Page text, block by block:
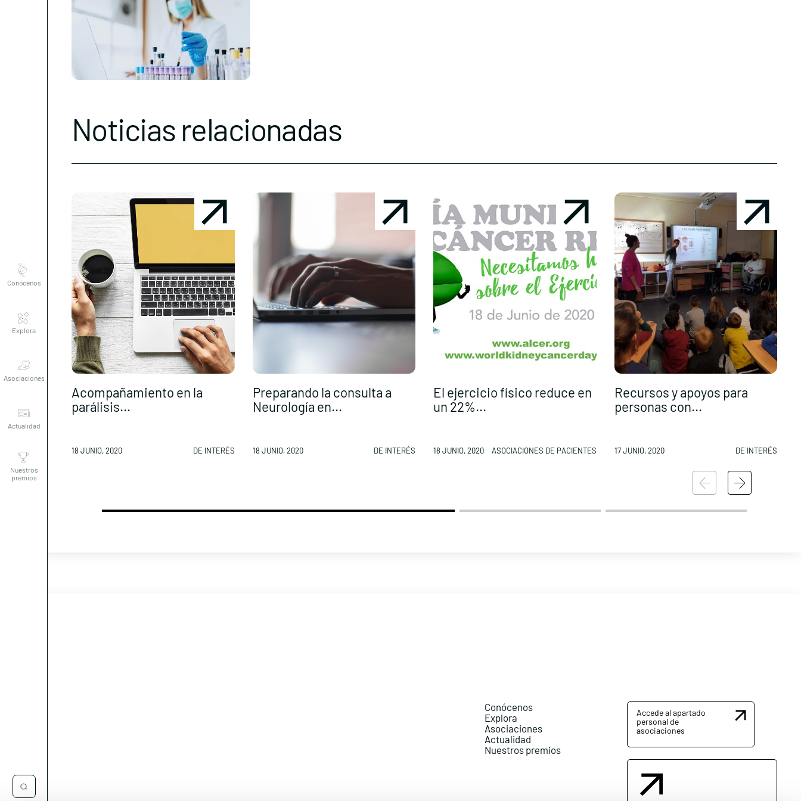
Conócenos
Explora
Asociaciones
Actualidad
Nuestros
premios
Noticias relacionadas
Acompañamiento en la
parálisis...
18 JUNIO, 2020 DE INTERÉS
Preparando la consulta a
Neurología en...
18 JUNIO, 2020 DE INTERÉS
El ejercicio físico reduce en
un 22%...
18 JUNIO, 2020 ASOCIACIONES DE PACIENTES
Recursos y apoyos para
personas con...
17 JUNIO, 2020 DE INTERÉS
Conócenos
Explora
Asociaciones
Actualidad
Nuestros premios
Accede al apartado
personal de
asociaciones